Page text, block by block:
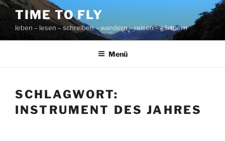
Zum
Inhalt
springen
TIME TO FLY
leben – lesen – schreiben – wandern – reisen – gärtnern
Menü
SCHLAGWORT:
INSTRUMENT DES JAHRES